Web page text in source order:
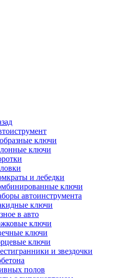
ключи
ключи
и лебедки
ключи
автоинструмента
ключи
в авто
ключи
ключи
ключи
и звездочки
полов